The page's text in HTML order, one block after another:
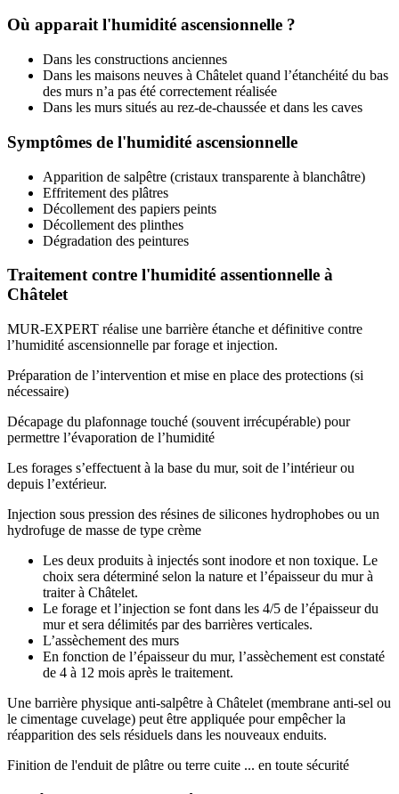
Où apparait l'humidité ascensionnelle ?
Dans les constructions anciennes
Dans les maisons neuves à Châtelet quand l’étanchéité du bas
des murs n’a pas été correctement réalisée
Dans les murs situés au rez-de-chaussée et dans les caves
Symptômes de l'humidité ascensionnelle
Apparition de salpêtre (cristaux transparente à blanchâtre)
Effritement des plâtres
Décollement des papiers peints
Décollement des plinthes
Dégradation des peintures
Traitement contre l'humidité assentionnelle à
Châtelet
MUR-EXPERT réalise une barrière étanche et définitive contre
l’humidité ascensionnelle par forage et injection.
Préparation de l’intervention et mise en place des protections (si
nécessaire)
Décapage du plafonnage touché (souvent irrécupérable) pour
permettre l’évaporation de l’humidité
Les forages s’effectuent à la base du mur, soit de l’intérieur ou
depuis l’extérieur.
Injection sous pression des résines de silicones hydrophobes ou un
hydrofuge de masse de type crème
Les deux produits à injectés sont inodore et non toxique. Le
choix sera déterminé selon la nature et l’épaisseur du mur à
traiter à Châtelet.
Le forage et l’injection se font dans les 4/5 de l’épaisseur du
mur et sera délimités par des barrières verticales.
L’assèchement des murs
En fonction de l’épaisseur du mur, l’assèchement est constaté
de 4 à 12 mois après le traitement.
Une barrière physique anti-salpêtre à Châtelet (membrane anti-sel ou
le cimentage cuvelage) peut être appliquée pour empêcher la
réapparition des sels résiduels dans les nouveaux enduits.
Finition de l'enduit de plâtre ou terre cuite ... en toute sécurité